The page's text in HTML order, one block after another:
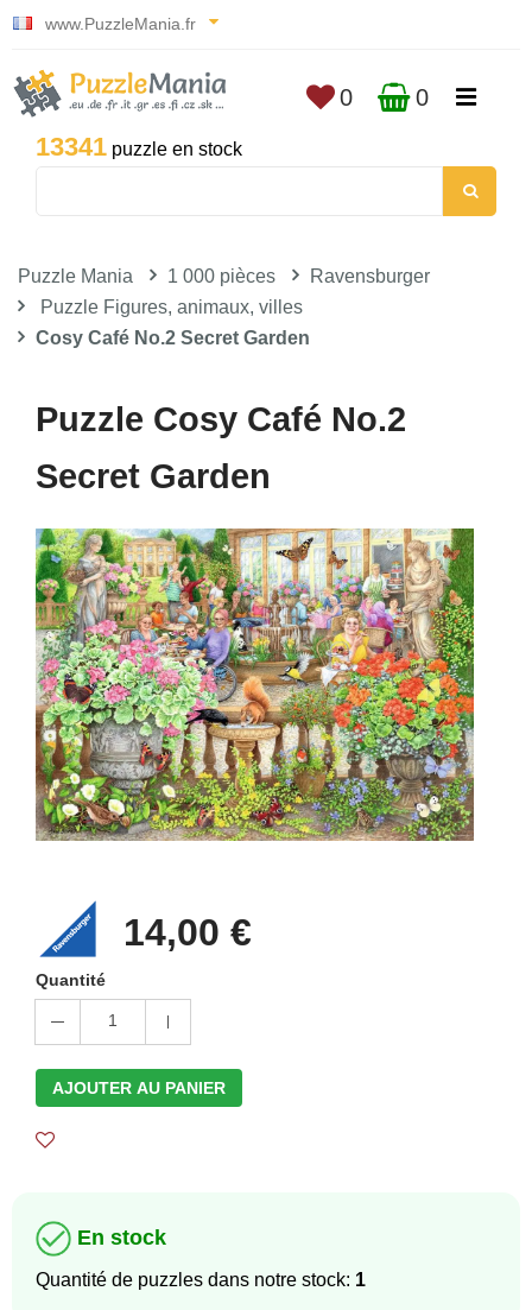
www.PuzzleMania.fr
13341 puzzle en stock
0 0
Puzzle Mania 1 000 pièces
Ravensburger
Puzzle Figures, animaux, villes
Cosy Café No.2 Secret Garden
Puzzle Cosy Café No.2
Secret Garden
14,00 €
Quantité
1
AJOUTER AU PANIER
En stock
Quantité de puzzles dans notre stock: 1